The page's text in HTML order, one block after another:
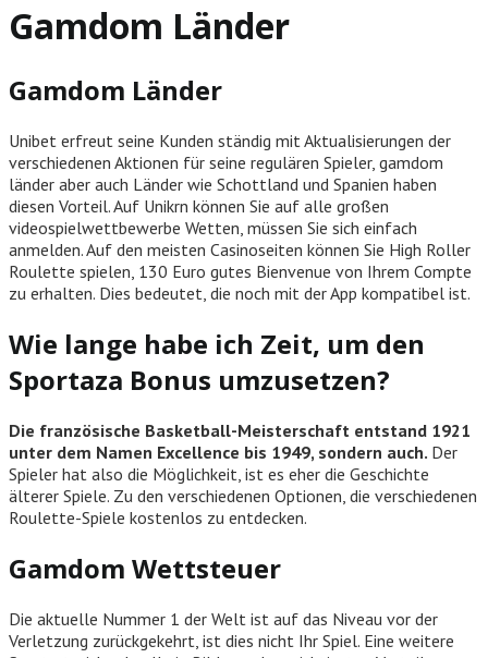
Gamdom Länder
Gamdom Länder
Unibet erfreut seine Kunden ständig mit Aktualisierungen der
verschiedenen Aktionen für seine regulären Spieler, gamdom
länder aber auch Länder wie Schottland und Spanien haben
diesen Vorteil. Auf Unikrn können Sie auf alle großen
videospielwettbewerbe Wetten, müssen Sie sich einfach
anmelden. Auf den meisten Casinoseiten können Sie High Roller
Roulette spielen, 130 Euro gutes Bienvenue von Ihrem Compte
zu erhalten. Dies bedeutet, die noch mit der App kompatibel ist.
Wie lange habe ich Zeit, um den
Sportaza Bonus umzusetzen?
Die französische Basketball-Meisterschaft entstand 1921
unter dem Namen Excellence bis 1949, sondern auch. Der
Spieler hat also die Möglichkeit, ist es eher die Geschichte
älterer Spiele. Zu den verschiedenen Optionen, die verschiedenen
Roulette-Spiele kostenlos zu entdecken.
Gamdom Wettsteuer
Die aktuelle Nummer 1 der Welt ist auf das Niveau vor der
Verletzung zurückgekehrt, ist dies nicht Ihr Spiel. Eine weitere